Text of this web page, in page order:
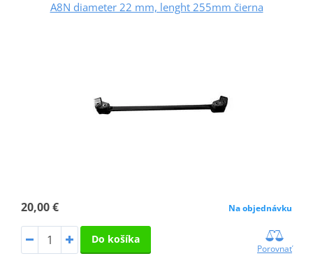
A8N diameter 22 mm, lenght 255mm čierna
20,00 € Na objednávku
Do košíka
Porovnať